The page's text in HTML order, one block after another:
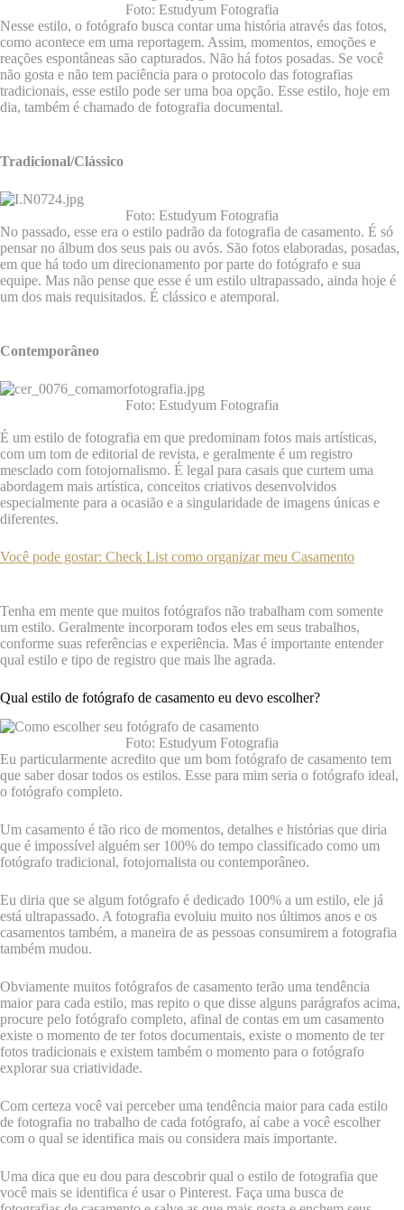
Foto: Estudyum Fotografia
Nesse estilo, o fotógrafo busca contar uma história através das fotos,
como acontece em uma reportagem. Assim, momentos, emoções e
reações espontâneas são capturados. Não há fotos posadas. Se você
não gosta e não tem paciência para o protocolo das fotografias
tradicionais, esse estilo pode ser uma boa opção. Esse estilo, hoje em
dia, também é chamado de fotografia documental.
Tradicional/Clássico
Foto: Estudyum Fotografia
No passado, esse era o estilo padrão da fotografia de casamento. É só
pensar no álbum dos seus pais ou avós. São fotos elaboradas, posadas,
em que há todo um direcionamento por parte do fotógrafo e sua
equipe. Mas não pense que esse é um estilo ultrapassado, ainda hoje é
um dos mais requisitados. É clássico e atemporal.
Contemporâneo
Foto: Estudyum Fotografia
É um estilo de fotografia em que predominam fotos mais artísticas,
com um tom de editorial de revista, e geralmente é um registro
mesclado com fotojornalismo. É legal para casais que curtem uma
abordagem mais artística, conceitos criativos desenvolvidos
especialmente para a ocasião e a singularidade de imagens únicas e
diferentes.
Você pode gostar: Check List como organizar meu Casamento
Tenha em mente que muitos fotógrafos não trabalham com somente
um estilo. Geralmente incorporam todos eles em seus trabalhos,
conforme suas referências e experiência. Mas é importante entender
qual estilo e tipo de registro que mais lhe agrada.
Qual estilo de fotógrafo de casamento eu devo escolher?
Foto: Estudyum Fotografia
Eu particularmente acredito que um bom fotógrafo de casamento tem
que saber dosar todos os estilos. Esse para mim seria o fotógrafo ideal,
o fotógrafo completo.
Um casamento é tão rico de momentos, detalhes e histórias que diria
que é impossível alguém ser 100% do tempo classificado como um
fotógrafo tradicional, fotojornalista ou contemporâneo.
Eu diria que se algum fotógrafo é dedicado 100% a um estilo, ele já
está ultrapassado. A fotografia evoluiu muito nos últimos anos e os
casamentos também, a maneira de as pessoas consumirem a fotografia
também mudou.
Obviamente muitos fotógrafos de casamento terão uma tendência
maior para cada estilo, mas repito o que disse alguns parágrafos acima,
procure pelo fotógrafo completo, afinal de contas em um casamento
existe o momento de ter fotos documentais, existe o momento de ter
fotos tradicionais e existem também o momento para o fotógrafo
explorar sua criatividade.
Com certeza você vai perceber uma tendência maior para cada estilo
de fotografia no trabalho de cada fotógrafo, aí cabe a você escolher
com o qual se identifica mais ou considera mais importante.
Uma dica que eu dou para descobrir qual o estilo de fotografia que
você mais se identifica é usar o Pinterest. Faça uma busca de